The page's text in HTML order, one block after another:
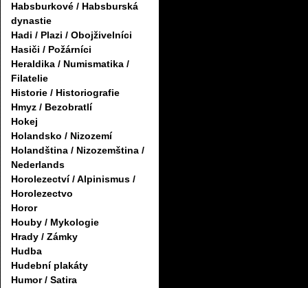
Habsburkové / Habsburská
dynastie
Hadi / Plazi / Obojživelníci
Hasiči / Požárníci
Heraldika / Numismatika /
Filatelie
Historie / Historiografie
Hmyz / Bezobratlí
Hokej
Holandsko / Nizozemí
Holandština / Nizozemština /
Nederlands
Horolezectví / Alpinismus /
Horolezectvo
Horor
Houby / Mykologie
Hrady / Zámky
Hudba
Hudební plakáty
Humor / Satira